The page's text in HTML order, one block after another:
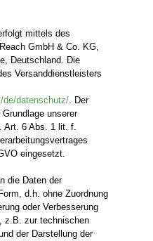
mittels des
GmbH & Co. KG,
Deutschland. Die
Versanddienstleisters
de/datenschutz/. Der
unserer
Art. 6 Abs. 1 lit. f.
eingesetzt.
die Daten der
d.h. ohne Zuordnung
oder Verbesserung
z.B. zur technischen
der Darstellung der